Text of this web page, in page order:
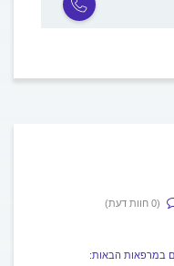
(0 חוות דעת)
במרפאות הבאות: